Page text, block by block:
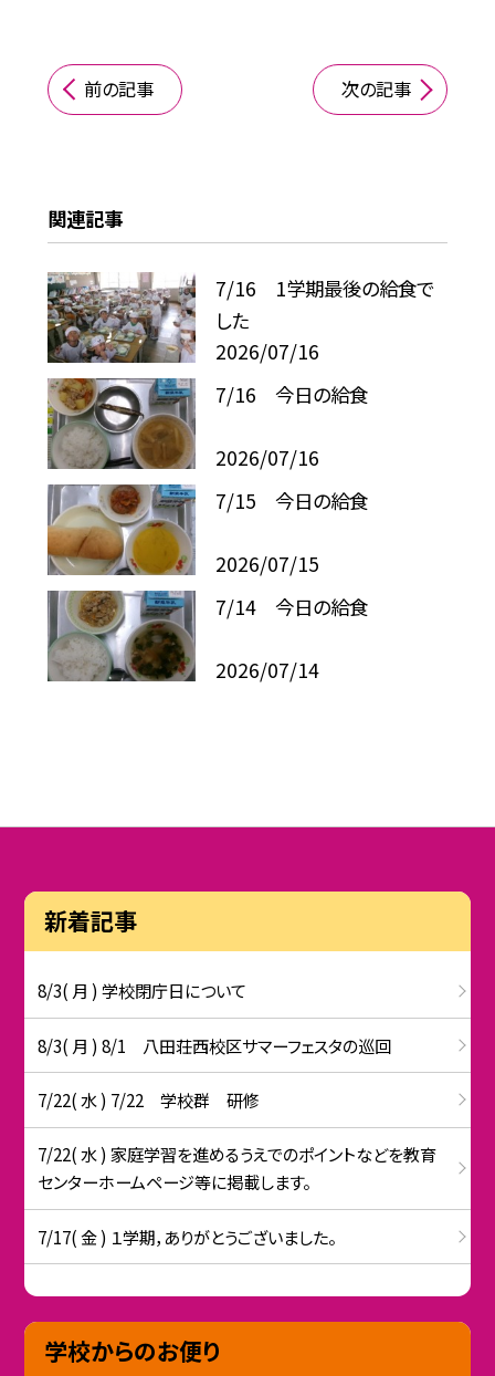
前の記事 次の記事
関連記事
7/16 1学期最後の給食で
した
2026/07/16
7/16 今日の給食
2026/07/16
7/15 今日の給食
2026/07/15
7/14 今日の給食
2026/07/14
新着記事
8/3( 月 ) 学校閉庁日について
8/3( 月 ) 8/1 八田荘西校区サマーフェスタの巡回
7/22( 水 ) 7/22 学校群 研修
7/22( 水 ) 家庭学習を進めるうえでのポイントなどを教育
センターホームページ等に掲載します。
7/17( 金 ) １学期，ありがとうございました。
学校からのお便り